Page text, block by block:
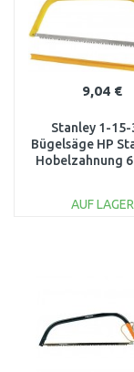
9,04 €
Stanley 1-15-
Bügelsäge HP
Hobelzahnung
AUF LAGER